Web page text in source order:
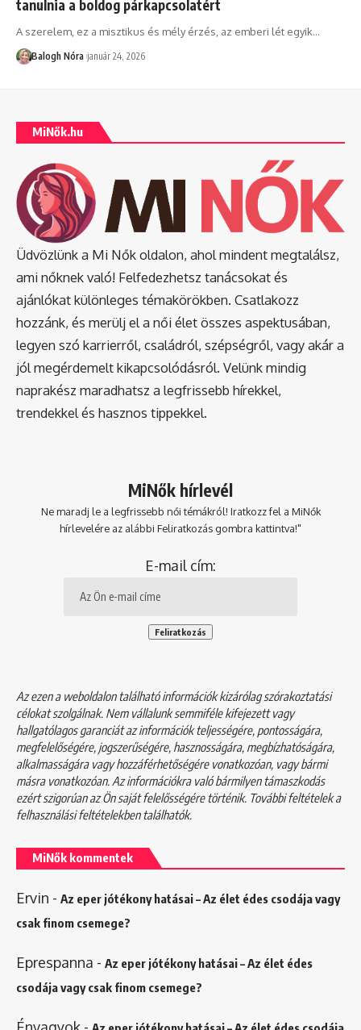
tanulnia a boldog párkapcsolatért
A szerelem, ez a misztikus és mély érzés, az emberi lét egyik…
Balogh Nóra január 24, 2026
MiNők.hu
Üdvözlünk a Mi Nők oldalon, ahol mindent megtalálsz,
ami nőknek való! Felfedezhetsz tanácsokat és
ajánlókat különleges témakörökben. Csatlakozz
hozzánk, és merülj el a női élet összes aspektusában,
legyen szó karrierről, családról, szépségről, vagy akár a
jól megérdemelt kikapcsolódásról. Velünk mindig
naprakész maradhatsz a legfrissebb hírekkel,
trendekkel és hasznos tippekkel.
MiNők hírlevél
Ne maradj le a legfrissebb női témákról! Iratkozz fel a MiNők
hírlevelére az alábbi Feliratkozás gombra kattintva!"
E-mail cím:
Az ezen a weboldalon található információk kizárólag szórakoztatási
célokat szolgálnak. Nem vállalunk semmiféle kifejezett vagy
hallgatólagos garanciát az információk teljességére, pontosságára,
megfelelőségére, jogszerűségére, hasznosságára, megbízhatóságára,
alkalmasságára vagy hozzáférhetőségére vonatkozóan, vagy bármi
másra vonatkozóan. Az információkra való bármilyen támaszkodás
ezért szigorúan az Ön saját felelősségére történik. További feltételek a
felhasználási feltételekbentalálhatók.
MiNők kommentek
Ervin - Az eper jótékony hatásai – Az élet édes csodája vagy
csak finom csemege?
Eprespanna - Az eper jótékony hatásai – Az élet édes
csodája vagy csak finom csemege?